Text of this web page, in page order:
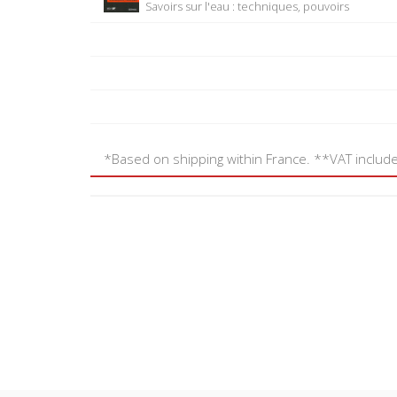
Savoirs sur l'eau : techniques, pouvoirs
*Based on shipping within France. **VAT